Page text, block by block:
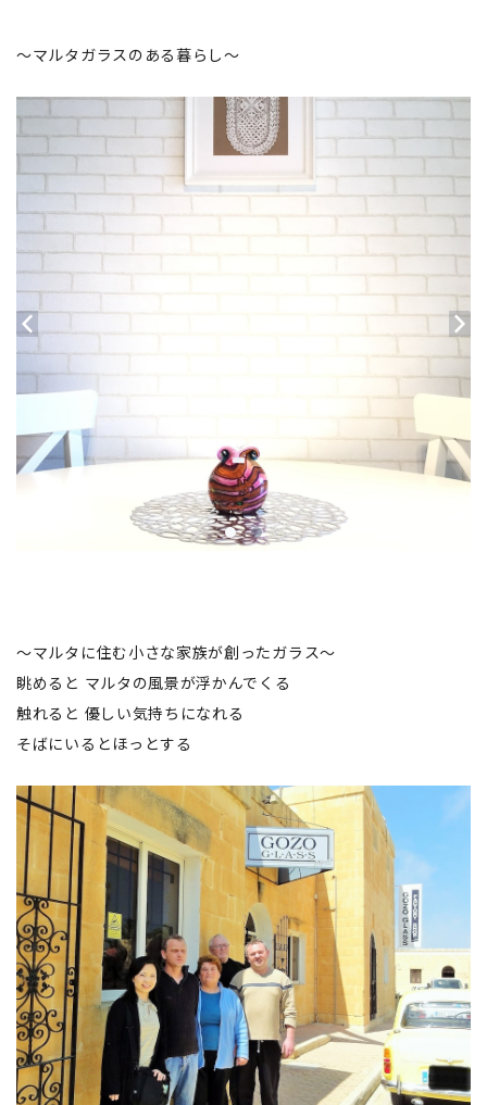
～マルタガラスのある暮らし～
～マルタに住む小さな家族が創ったガラス～
眺めると マルタの風景が浮かんでくる
触れると 優しい気持ちになれる
そばにいるとほっとする